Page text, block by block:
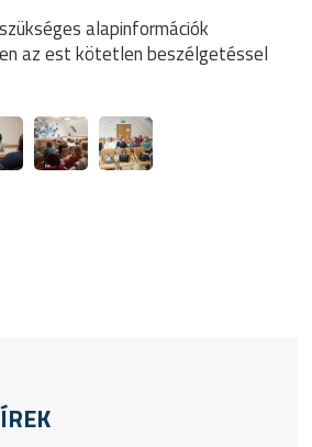
alapinformációk
az est kötetlen beszélgetéssel